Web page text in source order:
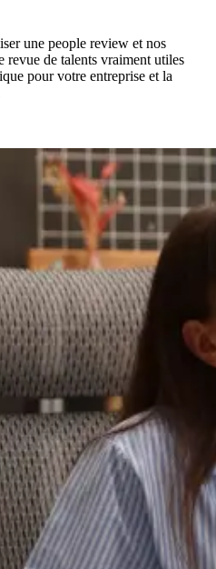
une people review et nos
revue de talents vraiment utiles
pour votre entreprise et la